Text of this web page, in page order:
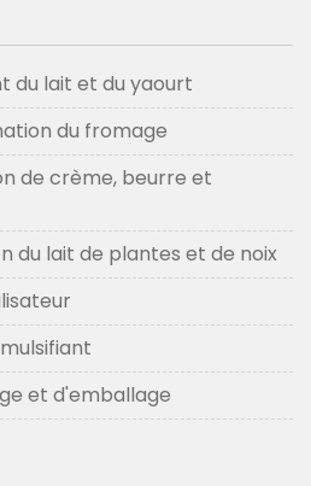
du lait et du yaourt
du fromage
de crème, beurre et
du lait de plantes et de noix
et d'emballage